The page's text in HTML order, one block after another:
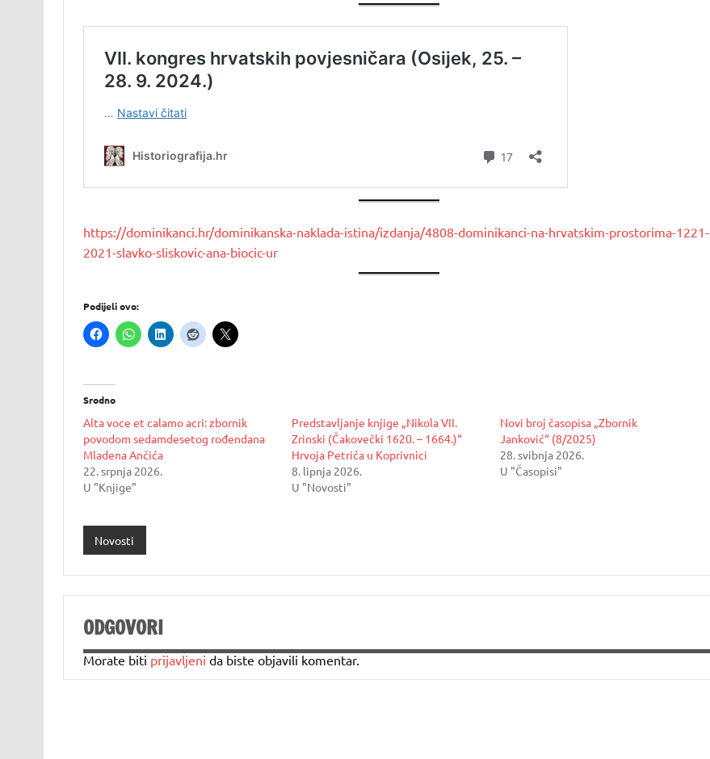
https://dominikanci.hr/dominikanska-naklada-istina/izdanja/4808-dominikanci-na-hrvatskim-prostorima-1221-
2021-slavko-sliskovic-ana-biocic-ur
Podijeli ovo:
Srodno
Alta voce et calamo acri: zbornik
povodom sedamdesetog rođendana
Mladena Ančića
22. srpnja 2026.
U "Knjige"
Predstavljanje knjige „Nikola VII.
Zrinski (Čakovečki 1620. – 1664.)“
Hrvoja Petrića u Koprivnici
8. lipnja 2026.
U "Novosti"
Novi broj časopisa „Zbornik
Janković“ (8/2025)
28. svibnja 2026.
U "Časopisi"
Novosti
ODGOVORI
Morate biti prijavljeni da biste objavili komentar.